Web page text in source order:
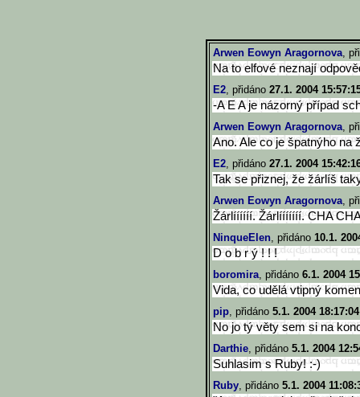
Arwen Eowyn Aragornova,
Na to elfové neznají
E2, přidáno 27.1. 2004
-A E A je názorný případ
Arwen Eowyn Aragornova,
Ano. Ale co je špatnýho na
E2, přidáno 27.1. 2004
Tak se přiznej, že žárlíš
Arwen Eowyn Aragornova,
Žárlíííííí. Žárlííííííí. CHA
NinqueElen, přidáno 10.1.
D o b r ý ! ! !
boromira, přidáno 6.1. 2004
Vida, co udělá vtipný
pip, přidáno 5.1. 2004 18:17:04
No jo tý věty sem si na
Darthie, přidáno 5.1. 2004
Suhlasim s Ruby! :-)
Ruby, přidáno 5.1. 2004